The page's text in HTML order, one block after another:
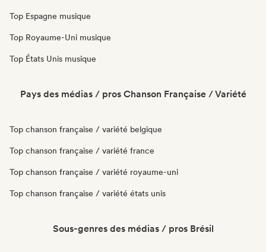
Top Espagne musique
Top Royaume-Uni musique
Top États Unis musique
Pays des médias / pros Chanson Française / Variété
Top chanson française / variété belgique
Top chanson française / variété france
Top chanson française / variété royaume-uni
Top chanson française / variété états unis
Sous-genres des médias / pros Brésil